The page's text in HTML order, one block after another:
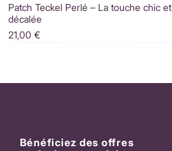
Patch Teckel Perlé – La touche chic et
décalée
Prix
21,00 €
Bénéficiez des offres